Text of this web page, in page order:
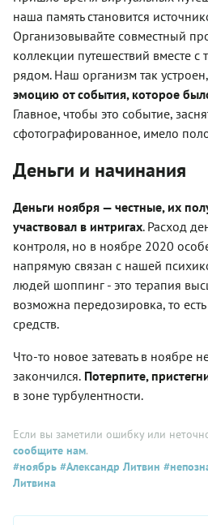
наша память становится
Организовывайте совместный
коллекции путешествий вместе с
рядом. Наш организм так устроен,
эмоцию от события, которое
Главное, чтобы это событие,
сфотографированное, имело
Деньги и начинания
Деньги ноября — честные, их
участвовал в интригах. Расход
контроля, но в ноябре 2020
напрямую связан с нашей
людей шоппинг - это терапия
возможна передозировка, то
средств.
Что-то новое затевать в ноябре
закончился. Потерпите,
в зоне турбулентности.
Если вы заметили ошибку или
сообщите нам.
#ноябрь #Александр Литвин
Литвина